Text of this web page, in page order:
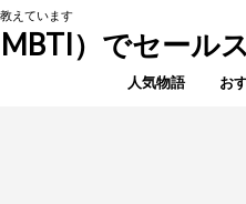
えています
）でセール
人気物語 お